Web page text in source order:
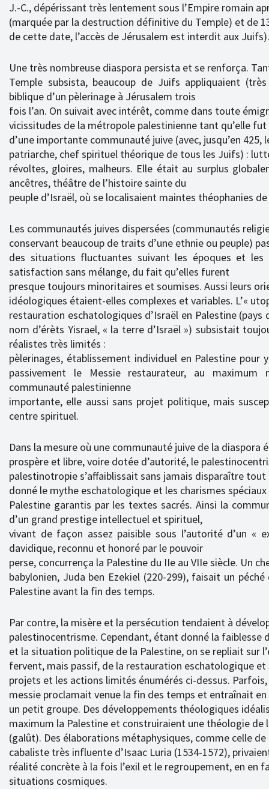
J.-C., dépérissant très lentement sous l’Empire romain
(marquée par la destruction définitive du Temple) et de
de cette date, l’accès de Jérusalem est interdit aux Juifs).
Une très nombreuse diaspora persista et se renforça.
Temple subsista, beaucoup de Juifs appliquaient
biblique d’un pèlerinage à Jérusalem trois
fois l’an. On suivait avec intérêt, comme dans toute
vicissitudes de la métropole palestinienne tant qu’elle
d’une importante communauté juive (avec, jusqu’en 425,
patriarche, chef spirituel théorique de tous les Juifs) :
révoltes, gloires, malheurs. Elle était au surplus
ancêtres, théâtre de l’histoire sainte du
peuple d’Israël, où se localisaient maintes théophanies de
Les communautés juives dispersées (communautés
conservant beaucoup de traits d’une ethnie ou peuple)
des situations fluctuantes suivant les époques et les
satisfaction sans mélange, du fait qu’elles furent
presque toujours minoritaires et soumises. Aussi leurs
idéologiques étaient-elles complexes et variables. L’«
restauration eschatologiques d’Israël en Palestine (pays
nom d’érèts Yisrael, « la terre d’Israël ») subsistait
réalistes très limités :
pèlerinages, établissement individuel en Palestine pour
passivement le Messie restaurateur, au maximum
communauté palestinienne
importante, elle aussi sans projet politique, mais
centre spirituel.
Dans la mesure où une communauté juive de la diaspora
prospère et libre, voire dotée d’autorité, le
palestinotropie s’affaiblissait sans jamais disparaître
donné le mythe eschatologique et les charismes spéciaux
Palestine garantis par les textes sacrés. Ainsi la
d’un grand prestige intellectuel et spirituel,
vivant de façon assez paisible sous l’autorité d’un «
davidique, reconnu et honoré par le pouvoir
perse, concurrença la Palestine du IIe au VIIe siècle. Un
babylonien, Juda ben Ezekiel (220-299), faisait un
Palestine avant la fin des temps.
Par contre, la misère et la persécution tendaient à
palestinocentrisme. Cependant, étant donné la faiblesse
et la situation politique de la Palestine, on se repliait sur
fervent, mais passif, de la restauration eschatologique et
projets et les actions limités énumérés ci-dessus.
messie proclamait venue la fin des temps et entraînait
un petit groupe. Des développements théologiques
maximum la Palestine et construiraient une théologie de
(galût). Des élaborations métaphysiques, comme celle de
cabaliste très influente d’Isaac Luria (1534-1572),
réalité concrète à la fois l’exil et le regroupement, en en
situations cosmiques.